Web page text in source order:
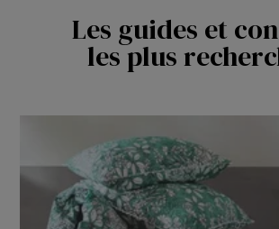
Couette tempérée Dès CHF. 159.-
100% cocon de soie
Les guides et
les plus